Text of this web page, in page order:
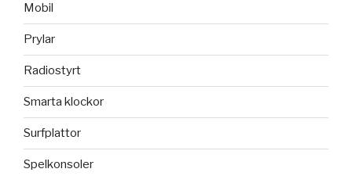
Mobil
Prylar
Radiostyrt
Smarta klockor
Surfplattor
Spelkonsoler